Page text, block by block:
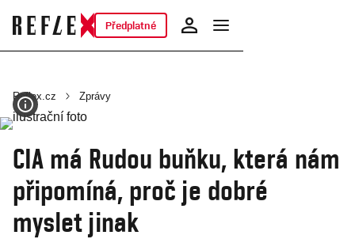
Předplatné
Reflex.cz Zprávy
CIA má Rudou buňku, která nám
připomíná, proč je dobré
myslet jinak